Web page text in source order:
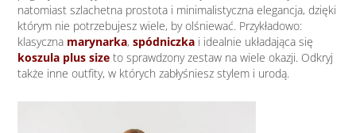
natomiast szlachetna prostota i minimalistyczna elegancja, dzięki
którym nie potrzebujesz wiele, by olśniewać. Przykładowo:
klasyczna marynarka, spódniczka i idealnie układająca się
koszula plus size to sprawdzony zestaw na wiele okazji. Odkryj
także inne outfity, w których zabłyśniesz stylem i urodą.